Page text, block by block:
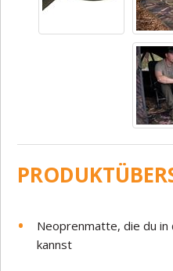
Neoprenmatte, die du in
kannst